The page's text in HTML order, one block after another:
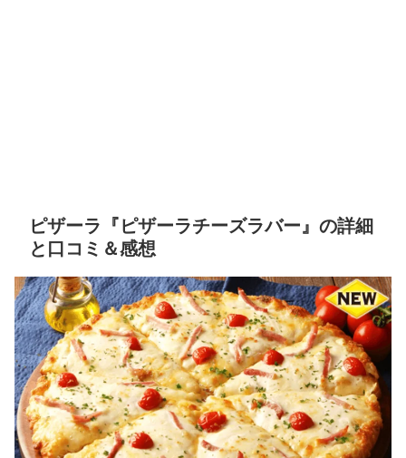
ピザーラ『ピザーラチーズラバー』の詳細
と口コミ＆感想